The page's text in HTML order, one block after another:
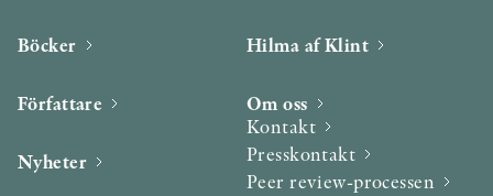
Böcker
Författare
Nyheter
Hilma af Klint
Om oss
Kontakt
Presskontakt
Peer review-processen